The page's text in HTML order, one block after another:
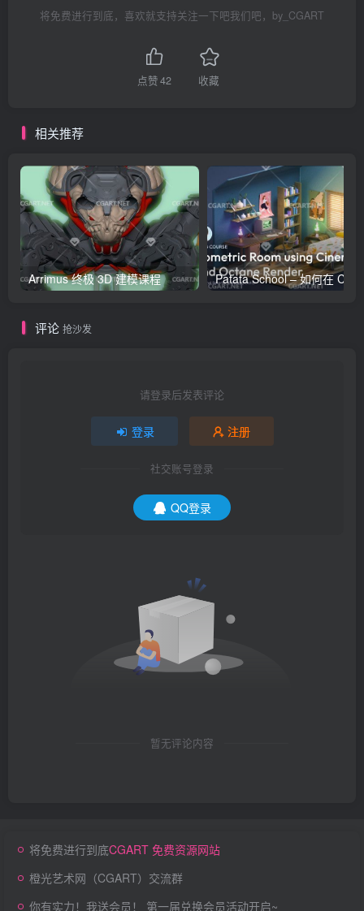
将免费进行到底，喜欢就支持关注一下吧我们吧，by_CGART
点赞42 收藏
相关推荐
Arrimus 终极 3D 建模课程
评论 抢沙发
请登录后发表评论
登录 注册
社交账号登录
QQ登录
暂无评论内容
将免费进行到底CGART 免费资源网站
橙光艺术网（CGART）交流群
你有实力！我送会员！ 第一届兑换会员活动开启~